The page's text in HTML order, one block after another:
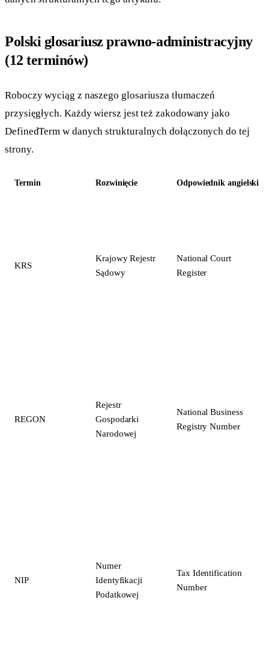
Polski glosariusz prawno-administracyjny
(12 terminów)
Roboczy wyciąg z naszego glosariusza tłumaczeń
przysięgłych. Każdy wiersz jest też zakodowany jako
DefinedTerm w danych strukturalnych dołączonych do tej
strony.
Termin Rozwinięcie Odpowiednik angielski
KRS
Krajowy Rejestr
Sądowy
National Court
Register
REGON
Rejestr
Gospodarki
Narodowej
National Business
Registry Number
NIP
Numer
Identyfikacji
Podatkowej
Tax Identification
Number